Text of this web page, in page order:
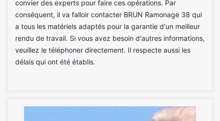
convier des experts pour faire ces opérations. Par
conséquent, il va falloir contacter BRUN Ramonage 38 qui
a tous les matériels adaptés pour la garantie d'un meilleur
rendu de travail. Si vous avez besoin d'autres informations,
veuillez le téléphoner directement. Il respecte aussi les
délais qui ont été établis.